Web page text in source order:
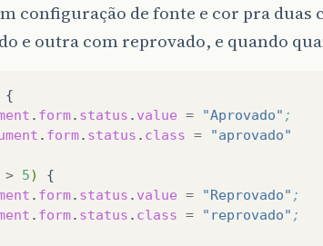
configuração de fonte e cor pra duas
e outra com reprovado, e quando
{
. form. status . value = "Aprovado" ;
. form. status . class =
"aprovado"
> 5)
{
. form. status . value = "Reprovado" ;
. form. status . class = "reprovado" ;